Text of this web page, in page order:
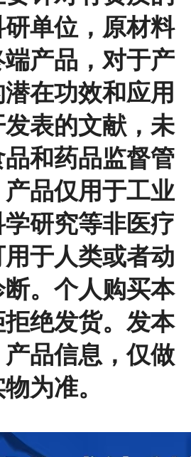
单位，原材料
产品，对于产
在功效和应用
表的文献，未
和药品监督管
品仅用于工业
研究等非医疗
用于人类或者动
。个人购买本
绝发货。发本
品信息，仅做
为准。